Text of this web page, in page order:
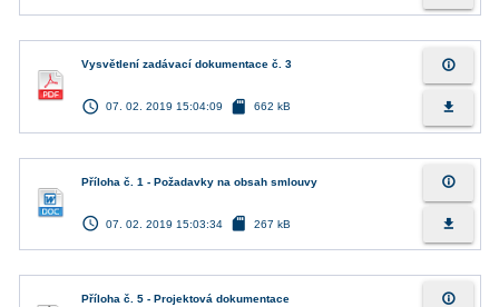
Vysvětlení zadávací dokumentace č. 3
access_time 07. 02. 2019 15:04:09 sd_card 662 kB
info_outline
file_download
Příloha č. 1 - Požadavky na obsah smlouvy
access_time 07. 02. 2019 15:03:34 sd_card 267 kB
info_outline
file_download
Příloha č. 5 - Projektová dokumentace info_outline